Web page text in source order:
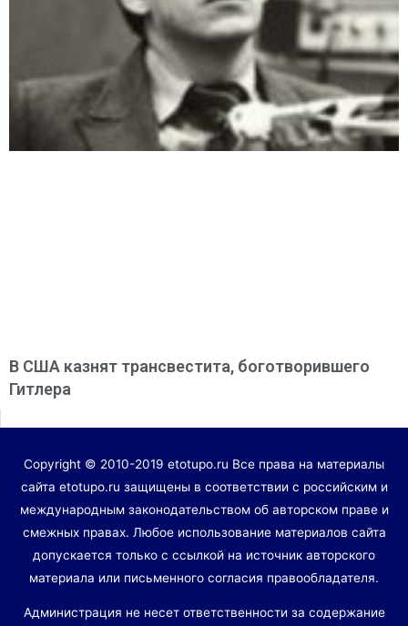
В США казнят трансвестита, боготворившего
Гитлера
Copyright © 2010-2019 etotupo.ru Все права на материалы
сайта etotupo.ru защищены в соответствии с российским и
международным законодательством об авторском праве и
смежных правах. Любое использование материалов сайта
допускается только с ссылкой на источник авторского
материала или письменного согласия правообладателя.
Администрация не несет ответственности за содержание